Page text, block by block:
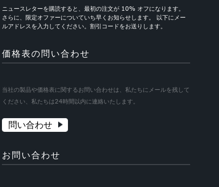
ニュースレターを購読すると、最初の注文が 10% オフになります。
さらに、限定オファーについていち早くお知らせします。 以下にメー
ルアドレスを入力してください。割引コードをお送りします。
価格表の問い合わせ
当社の製品や価格表に関するお問い合わせは、私たちにメールを残して
ください、私たちは24時間以内に連絡いたします。
問い合わせ
お問い合わせ